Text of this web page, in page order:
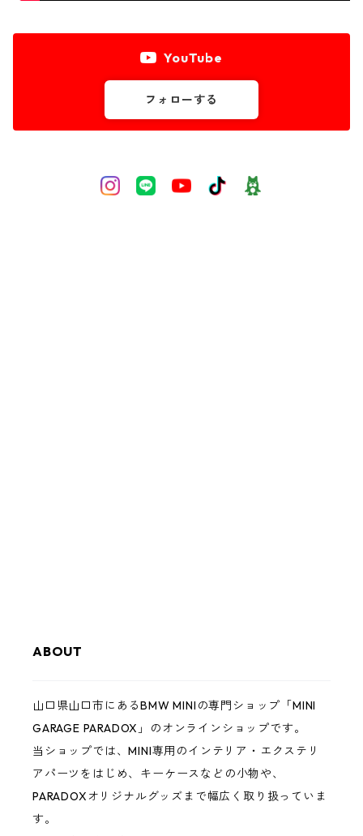
YouTube
フォローする
ABOUT
山口県山口市にあるBMW MINIの専門ショップ「MINI
GARAGE PARADOX」のオンラインショップです。
当ショップでは、MINI専用のインテリア・エクステリ
アパーツをはじめ、キーケースなどの小物や、
PARADOXオリジナルグッズまで幅広く取り扱っていま
す。